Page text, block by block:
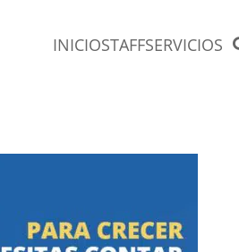
INICIOSTAFFSERVICIOS